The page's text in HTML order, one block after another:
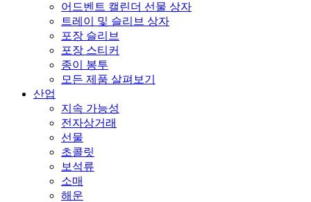
어드벤트 캘린더 선물 상자
트레이 및 슬리브 상자
포장 슬리브
포장 스티커
종이 봉투
모든 제품 살펴보기
산업
지속 가능성
전자상거래
선물
초콜릿
보석류
소매
해운